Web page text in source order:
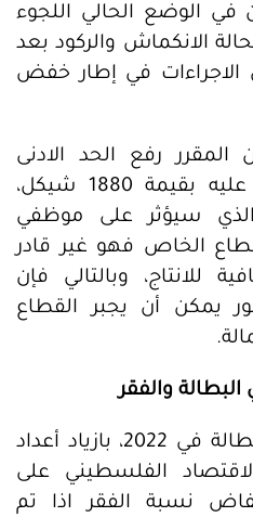
في الوضع الحالي اللجوء
الانكماش والركود بعد
الاجراءات في إطار خفض
رفع الحد الادنى
للأجور الذي تم التوافق عليه بقيمة 1880 شيكل،
من 1/1/2022، والذي سيؤثر على موظفي
الخاص فهو غير قادر
للانتاج، وبالتالي فإن
يمكن أن يجبر القطاع
والفقر
يُتوقع أن يزداد معدل البطالة في 2022، بازياد أعداد
الفلسطيني على
نسبة الفقر اذا تم